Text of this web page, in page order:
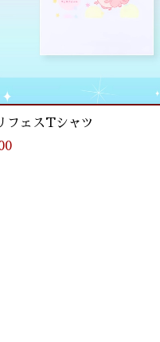
フェスTシャツ